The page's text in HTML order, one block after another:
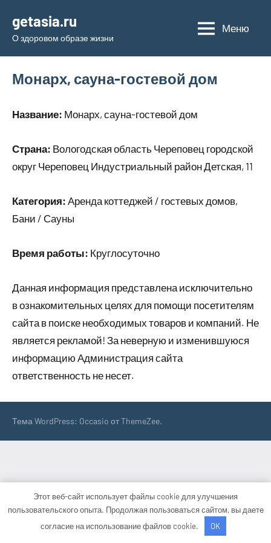
содержимому
getasia.ru
О здоровом образе жизни
Меню
Монарх, сауна-гостевой дом
Название: Монарх, сауна-гостевой дом
Страна: Вологодская область Череповец городской
округ Череповец Индустриальный район Детская, 11
Категория: Аренда коттеджей / гостевых домов,
Бани / Сауны
Время работы: Круглосуточно
Данная информация представлена исключительно
в ознакомительных целях для помощи посетителям
сайта в поиске необходимых товаров и компаний. Не
является рекламой! За неверную и изменившуюся
информацию Администрация сайта
ответственность не несет.
Тема WordPress: Occasio от ThemeZee.
Этот веб-сайт использует файлы cookie для улучшения
пользовательского опыта. Продолжая пользоваться сайтом, вы даете
согласие на использование файлов cookie.
OK